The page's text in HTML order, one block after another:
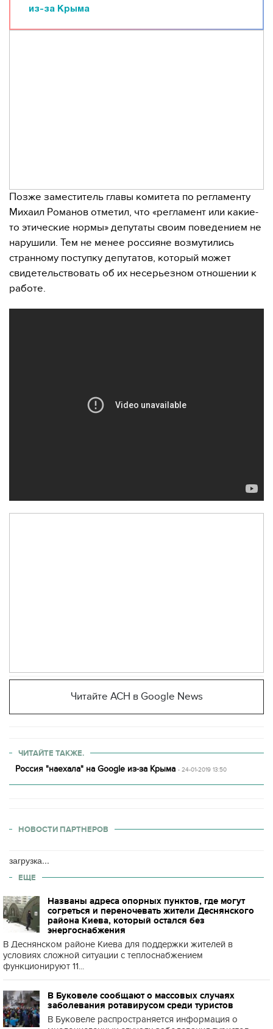
из-за Крыма
Позже заместитель главы комитета по регламенту
Михаил Романов отметил, что «регламент или какие-
то этические нормы» депутаты своим поведением не
нарушили. Тем не менее россияне возмутились
странному поступку депутатов, который может
свидетельствовать об их несерьезном отношении к
работе.
Читайте АСН в Google News
ЧИТАЙТЕ ТАКЖЕ.
Россия "наехала" на Google из-за Крыма - 24-01-2019 13:50
НОВОСТИ ПАРТНЕРОВ
загрузка...
ЕЩЕ
Названы адреса опорных пунктов, где могут
согреться и переночевать жители Деснянского
района Киева, который остался без
энергоснабжения
В Деснянском районе Киева для поддержки жителей в
условиях сложной ситуации с теплоснабжением
функционируют 11...
В Буковеле сообщают о массовых случаях
заболевания ротавирусом среди туристов
В Буковеле распространяется информация о